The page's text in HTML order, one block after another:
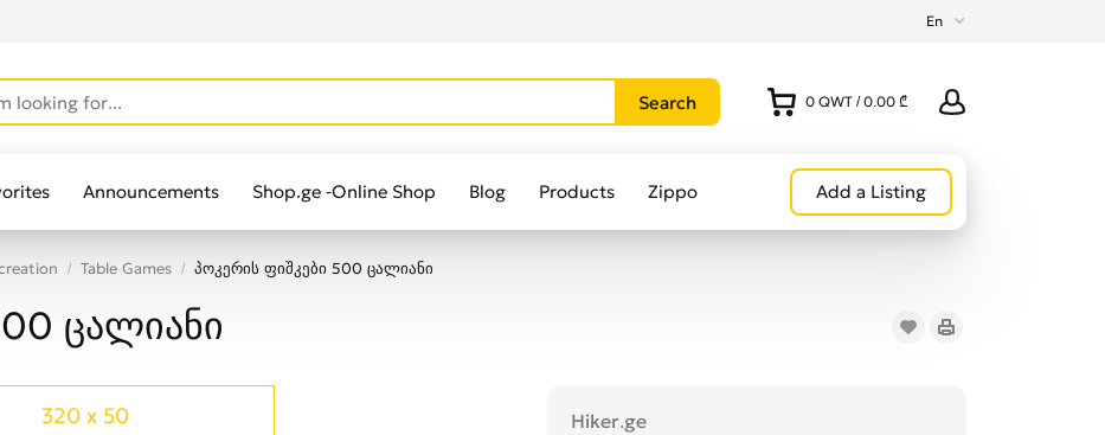
En
0 QWT / 0.00 ₾
Announcements Shop.ge -Online Shop Blog Products Zippo Add a Listing
Table Games პოკერის ფიშკები 500 ცალიანი
ცალიანი
Hiker.ge
320 x 50